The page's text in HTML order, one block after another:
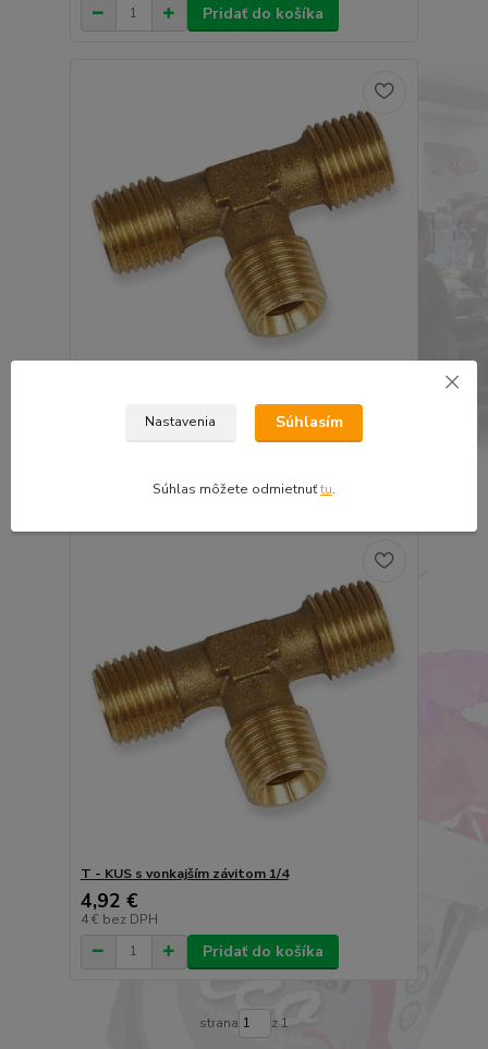
Pridať do košíka
T - KUS s vonkajším závitom 1/2
10,10 €
Pridať do košíka
T - KUS s vonkajším závitom 1/4
4,92 €
4 € bez DPH
Pridať do košíka
strana z 1
Nastavenia Súhlasím
Súhlas môžete odmietnuťtu.